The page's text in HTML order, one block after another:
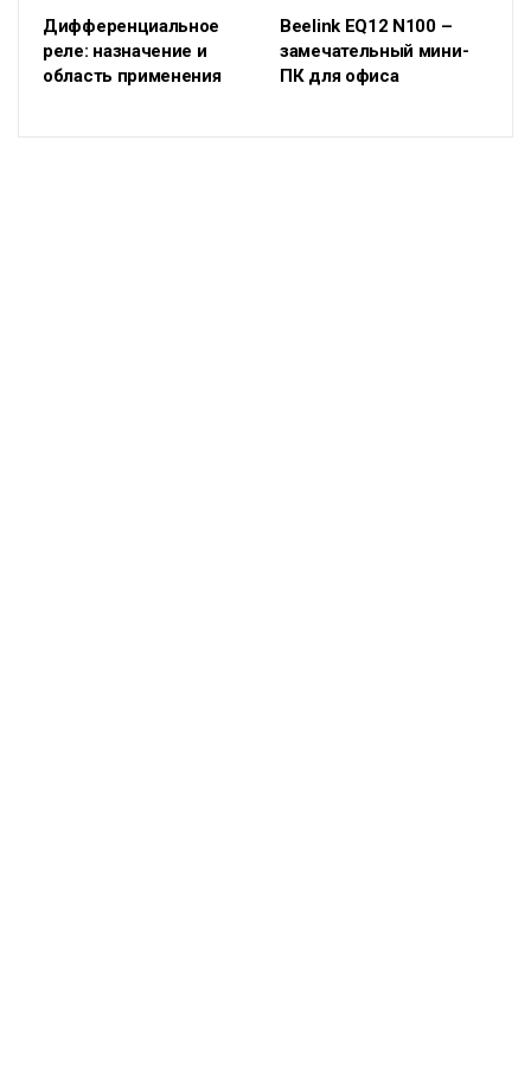
Дифференциальное
реле: назначение и
область применения
Beelink EQ12 N100 –
замечательный мини-
ПК для офиса